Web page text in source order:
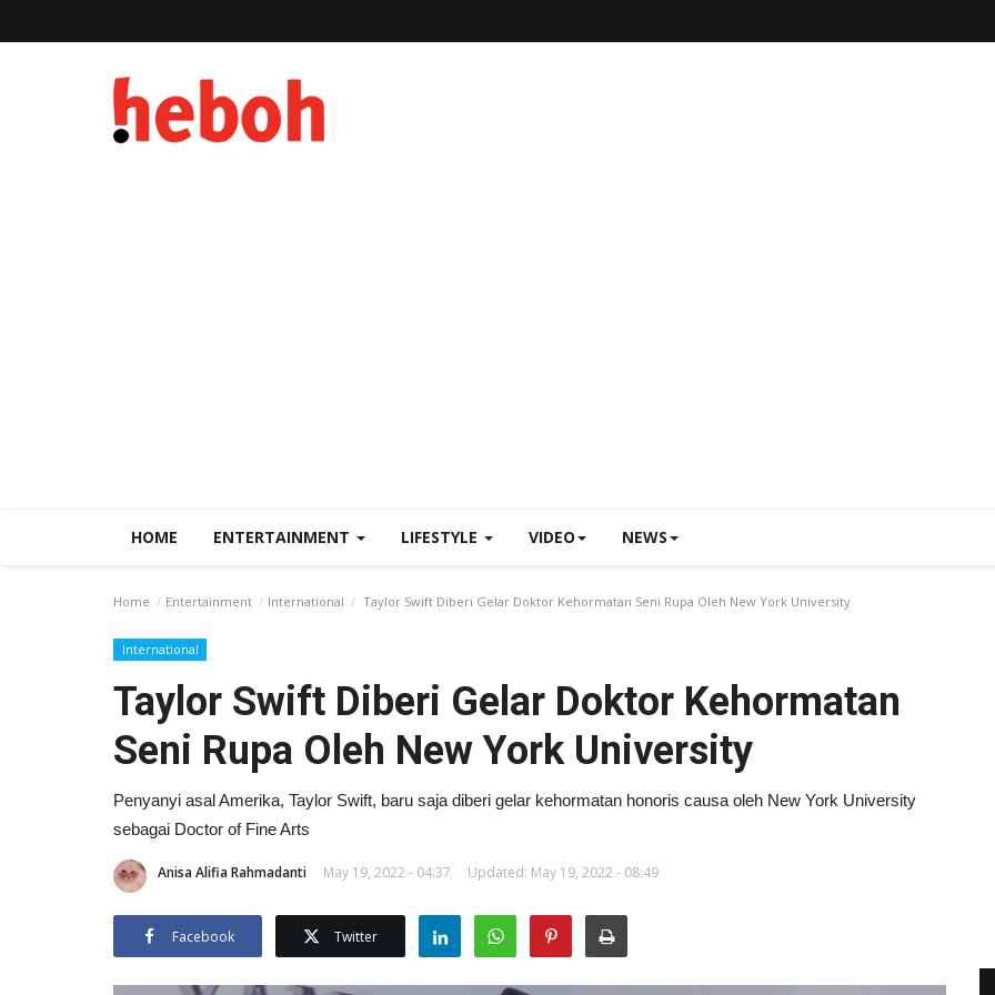
HOME ENTERTAINMENT LIFESTYLE VIDEO NEWS
Home Entertainment International Taylor Swift Diberi Gelar Doktor Kehormatan Seni Rupa Oleh New York University
International
Taylor Swift Diberi Gelar Doktor Kehormatan
Seni Rupa Oleh New York University
Penyanyi asal Amerika, Taylor Swift, baru saja diberi gelar kehormatan honoris causa oleh New York University
sebagai Doctor of Fine Arts
Anisa Alifia Rahmadanti May 19, 2022 - 04:37 Updated: May 19, 2022 - 08:49
Facebook Twitter